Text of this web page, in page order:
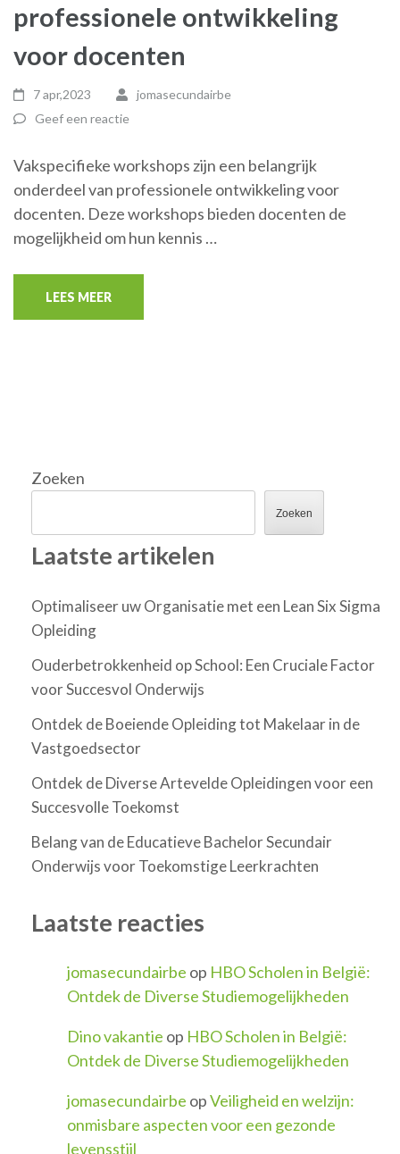
professionele ontwikkeling
voor docenten
7 apr,2023
jomasecundairbe
Geef een reactie
Vakspecifieke workshops zijn een belangrijk
onderdeel van professionele ontwikkeling voor
docenten. Deze workshops bieden docenten de
mogelijkheid om hun kennis …
LEES MEER
Zoeken
Zoeken
Laatste artikelen
Optimaliseer uw Organisatie met een Lean Six Sigma
Opleiding
Ouderbetrokkenheid op School: Een Cruciale Factor
voor Succesvol Onderwijs
Ontdek de Boeiende Opleiding tot Makelaar in de
Vastgoedsector
Ontdek de Diverse Artevelde Opleidingen voor een
Succesvolle Toekomst
Belang van de Educatieve Bachelor Secundair
Onderwijs voor Toekomstige Leerkrachten
Laatste reacties
jomasecundairbe op HBO Scholen in België:
Ontdek de Diverse Studiemogelijkheden
Dino vakantie op HBO Scholen in België:
Ontdek de Diverse Studiemogelijkheden
jomasecundairbe opVeiligheid en welzijn:
onmisbare aspecten voor een gezonde
levensstijl